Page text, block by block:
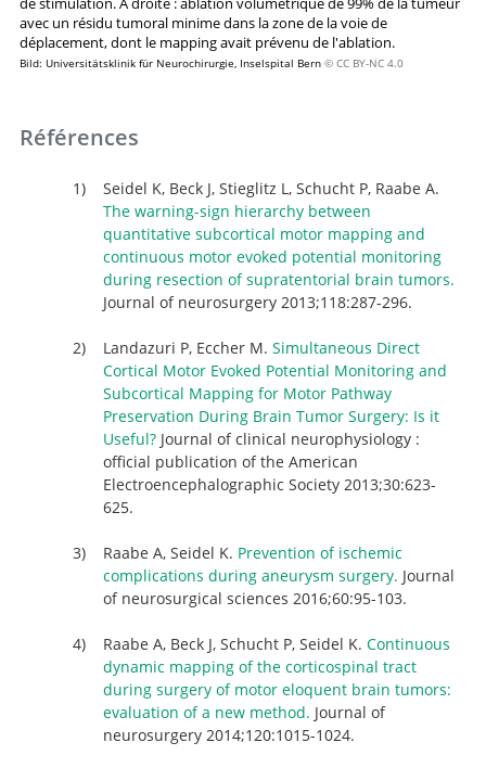
avec un résidu tumoral minime dans la zone de la voie de
déplacement, dont le mapping avait prévenu de l'ablation.
Bild: Universitätsklinik für Neurochirurgie, Inselspital Bern © CC BY-NC 4.0
Références
Seidel K, Beck J, Stieglitz L, Schucht P, Raabe A.
The warning-sign hierarchy between
quantitative subcortical motor mapping and
continuous motor evoked potential monitoring
during resection of supratentorial brain tumors.
Journal of neurosurgery 2013;118:287-296.
Landazuri P, Eccher M. Simultaneous Direct
Cortical Motor Evoked Potential Monitoring and
Subcortical Mapping for Motor Pathway
Preservation During Brain Tumor Surgery: Is it
Useful? Journal of clinical neurophysiology :
official publication of the American
Electroencephalographic Society 2013;30:623-
625.
Raabe A, Seidel K. Prevention of ischemic
complications during aneurysm surgery. Journal
of neurosurgical sciences 2016;60:95-103.
Raabe A, Beck J, Schucht P, Seidel K. Continuous
dynamic mapping of the corticospinal tract
during surgery of motor eloquent brain tumors:
evaluation of a new method. Journal of
neurosurgery 2014;120:1015-1024.